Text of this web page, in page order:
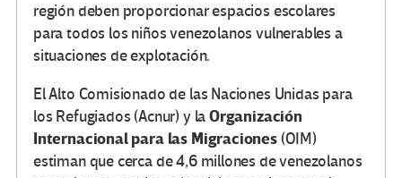
región deben proporcionar espacios escolares
para todos los niños venezolanos vulnerables a
situaciones de explotación.
El Alto Comisionado de las Naciones Unidas para
los Refugiados (Acnur) y laOrganización
Internacional para las Migraciones(OIM)
estiman que cerca de 4,6 millones de venezolanos